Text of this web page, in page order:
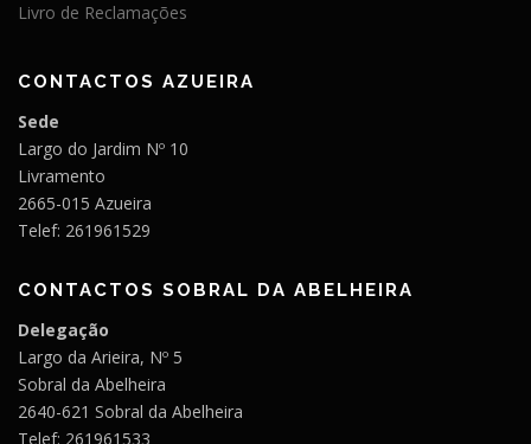
Livro de Reclamações
CONTACTOS AZUEIRA
Sede
Largo do Jardim Nº 10
Livramento
2665-015 Azueira
Telef: 261961529
CONTACTOS SOBRAL DA ABELHEIRA
Delegação
Largo da Arieira, Nº 5
Sobral da Abelheira
2640-621 Sobral da Abelheira
Telef: 261961533